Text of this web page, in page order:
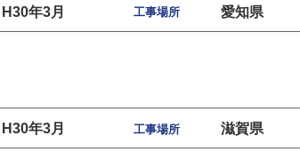
H30年3月 工事場所 愛知県
H30年3月 工事場所 滋賀県